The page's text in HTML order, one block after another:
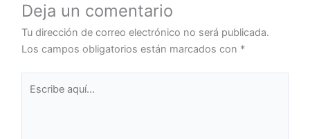
Deja un comentario
Tu dirección de correo electrónico no será publicada.
Los campos obligatorios están marcados con *
aquí...